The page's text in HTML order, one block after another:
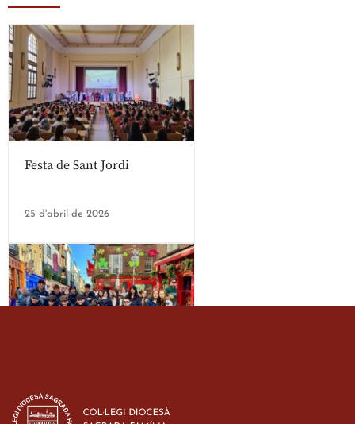
Festa de Sant Jordi
25 d'abril de 2026
d’ESO-BSD a Irlanda